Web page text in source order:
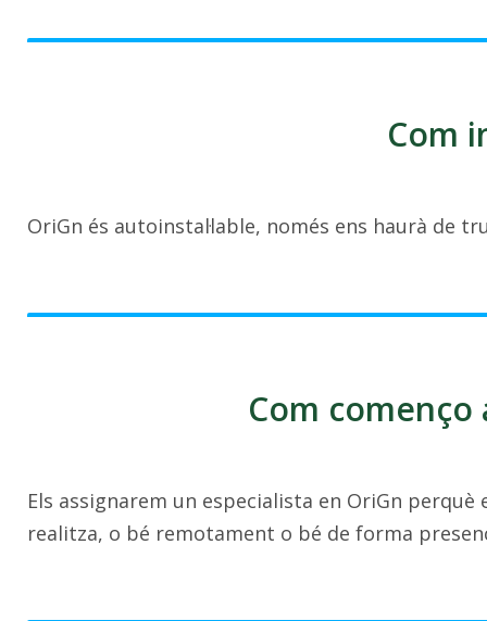
Com
OriGn és autoinstal·lable, només ens haurà de
Com
Els assignarem un especialista en OriGn
realitza, o bé remotament o bé de forma